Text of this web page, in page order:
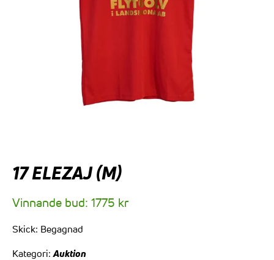
17 ELEZAJ (M)
Vinnande bud: 1775 kr
Skick: Begagnad
Kategori:Auktion